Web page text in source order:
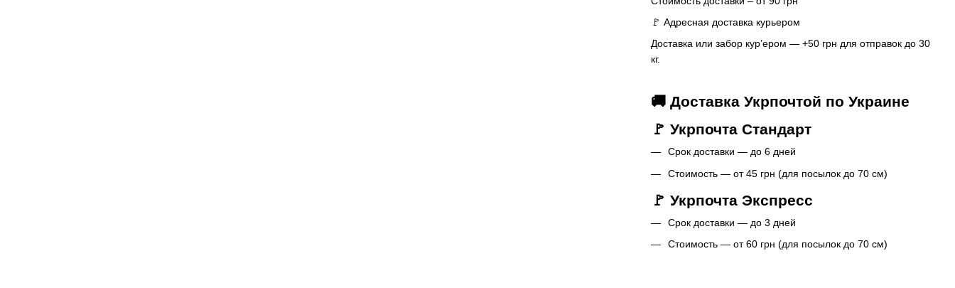
🚩 Адресная доставка курьером
Доставка или забор кур’ером — +50 грн для отправок до 30
кг.
🚚 Доставка Укрпочтой по Украине
🚩 Укрпочта Стандарт
Срок доставки — до 6 дней
Стоимость — от 45 грн (для посылок до 70 см)
🚩 Укрпочта Экспресс
Срок доставки — до 3 дней
Стоимость — от 60 грн (для посылок до 70 см)